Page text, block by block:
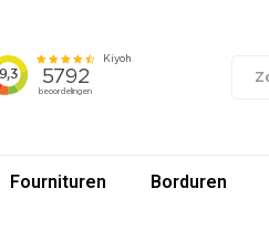
Fournituren Borduren